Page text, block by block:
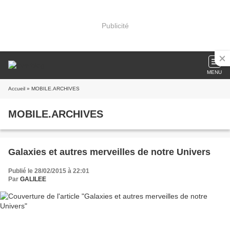
Publicité
MENU
Accueil » MOBILE.ARCHIVES
MOBILE.ARCHIVES
Galaxies et autres merveilles de notre Univers
Publié le 28/02/2015 à 22:01
Par GALILEE